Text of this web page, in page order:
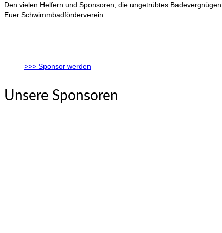
Den vielen Helfern und Sponsoren, die ungetrübtes
Euer Schwimmbadförderverein
>>> Sponsor werden
Unsere Sponsoren